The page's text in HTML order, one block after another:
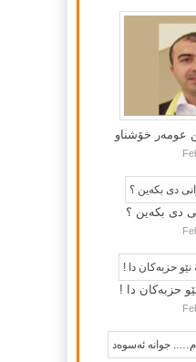
خۆشناو
دی بكەین ؟
حزبەکان دا !